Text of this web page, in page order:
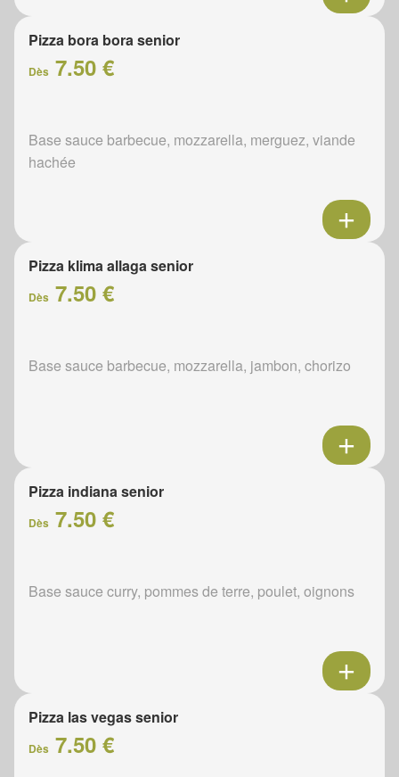
Pizza bora bora senior
Dès 7.50 €
Base sauce barbecue, mozzarella, merguez, viande
hachée
Pizza klima allaga senior
Dès 7.50 €
Base sauce barbecue, mozzarella, jambon, chorizo
Pizza indiana senior
Dès 7.50 €
Base sauce curry, pommes de terre, poulet, oignons
Pizza las vegas senior
Dès 7.50 €